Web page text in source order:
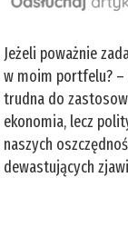
Jeżeli poważnie
w moim portfelu? –
trudna do
ekonomia, lecz
naszych
dewastujących